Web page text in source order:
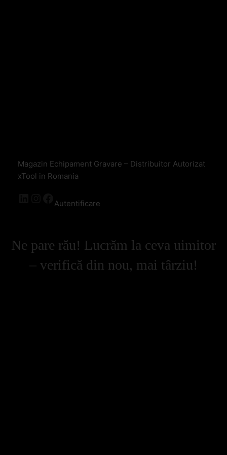
Magazin Echipament Gravare – Distribuitor Autorizat
xTool in Romania
Autentificare
Ne pare rău! Lucrăm la ceva uimitor
– verifică din nou, mai târziu!